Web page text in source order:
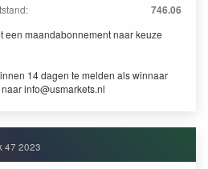
746.06
een maandabonnement naar keuze
14 dagen te melden als winnaar
info@usmarkets.nl
47 2023